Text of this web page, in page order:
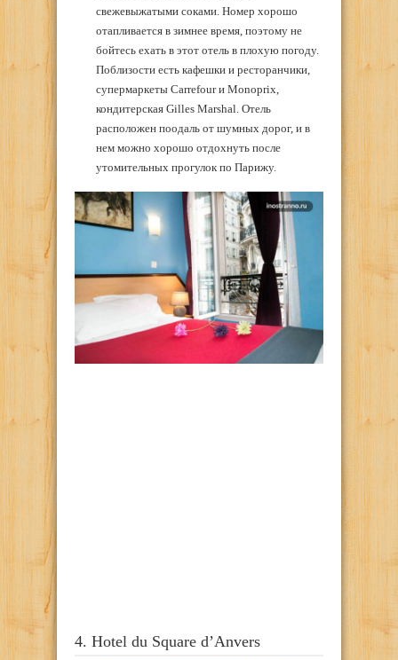
свежевыжатыми соками. Номер хорошо
отапливается в зимнее время, поэтому не
бойтесь ехать в этот отель в плохую погоду.
Поблизости есть кафешки и ресторанчики,
супермаркеты Carrefour и Monoprix,
кондитерская Gilles Marshal. Отель
расположен поодаль от шумных дорог, и в
нем можно хорошо отдохнуть после
утомительных прогулок по Парижу.
4. Hotel du Square d’Anvers